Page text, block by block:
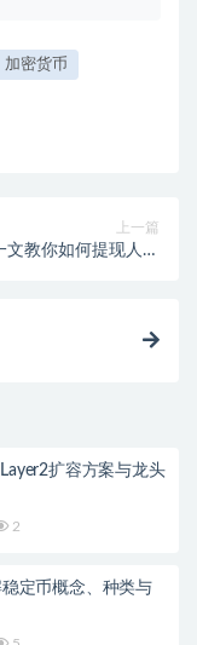
加密货币
上一篇
教你如何提现人民
扩容方案与龙头
2
定币概念、种类与